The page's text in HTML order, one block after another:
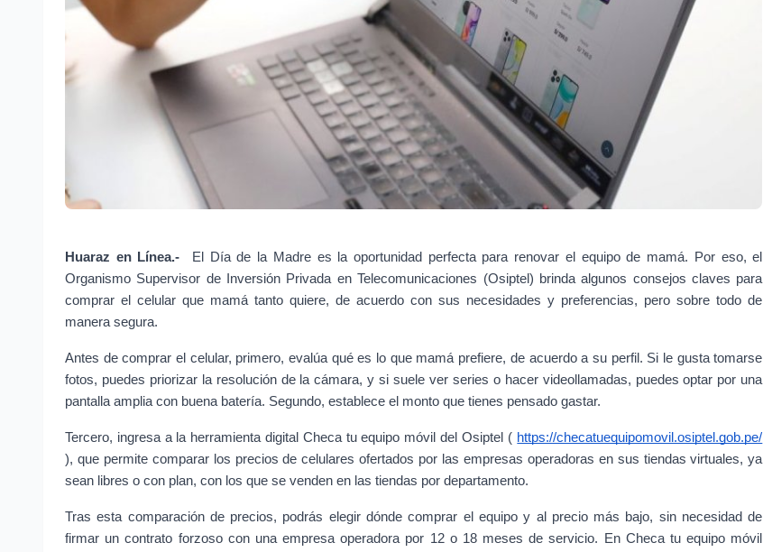
Huaraz en Línea.-
El Día de la Madre es la oportunidad perfecta para renovar el equipo de mamá. Por eso, el
Organismo Supervisor de Inversión Privada en Telecomunicaciones (Osiptel) brinda algunos consejos claves para
comprar el celular que mamá tanto quiere, de acuerdo con sus necesidades y preferencias, pero sobre todo de
manera segura.
Antes de comprar el celular, primero, evalúa qué es lo que mamá prefiere, de acuerdo a su perfil. Si le gusta tomarse
fotos, puedes priorizar la resolución de la cámara, y si suele ver series o hacer videollamadas, puedes optar por una
pantalla amplia con buena batería. Segundo, establece el monto que tienes pensado gastar.
Tercero, ingresa a la herramienta digital Checa tu equipo móvil del Osiptel ( https://checatuequipomovil.osiptel.gob.pe/
), que permite comparar los precios de celulares ofertados por las empresas operadoras en sus tiendas virtuales, ya
sean libres o con plan, con los que se venden en las tiendas por departamento.
Tras esta comparación de precios, podrás elegir dónde comprar el equipo y al precio más bajo, sin necesidad de
firmar un contrato forzoso con una empresa operadora por 12 o 18 meses de servicio. En Checa tu equipo móvil